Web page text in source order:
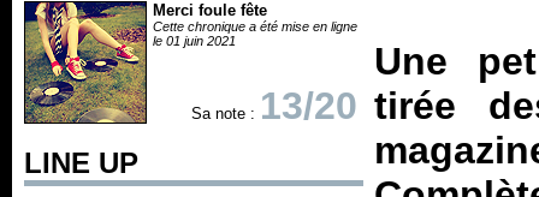
Merci foule fête
Cette chronique a été mise en ligne
le 01 juin 2021
Sa note : 13/20
LINE UP
Une
tirée